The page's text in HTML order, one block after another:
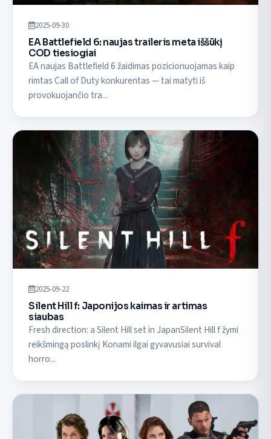
2025-09-30
EA Battlefield 6: naujas traileris meta iššūkį
COD tiesiogiai
EA naujas Battlefield 6 žaidimas pozicionuojamas kaip
rimtas Call of Duty konkurentas — tai matyti iš
provokuojančio tra...
2025-09-22
Silent Hill f: Japonijos kaimas ir artimas
siaubas
Fresh direction: a Silent Hill set in JapanSilent Hill f žymi
reikšmingą poslinkį Konami ilgai gyvavusiai survival
horro...